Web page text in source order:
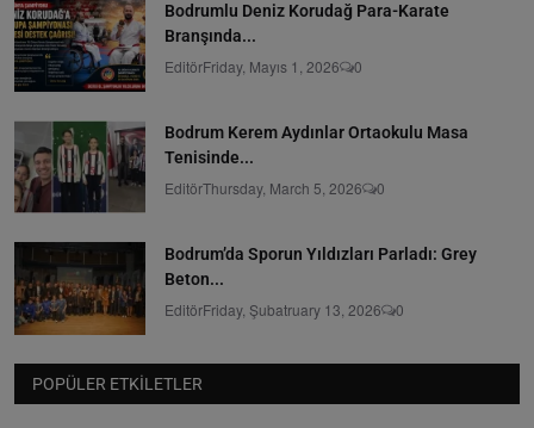
Bodrumlu Deniz Korudağ Para-Karate
Branşında...
EditörFriday, Mayıs 1, 2026 0
Bodrum Kerem Aydınlar Ortaokulu Masa
Tenisinde...
EditörThursday, March 5, 2026 0
Bodrum’da Sporun Yıldızları Parladı: Grey
Beton...
EditörFriday, Şubatruary 13, 2026 0
POPÜLER ETKILETLER